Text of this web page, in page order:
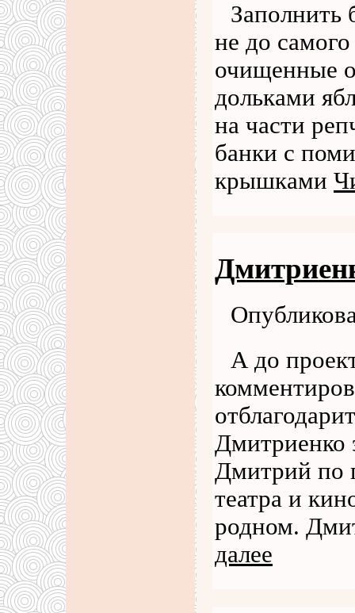
не до
очищенные
дольками
на части
банки с
крышками
А до
Дмитриенко
Дмитрий по
театра и
родном.
далее